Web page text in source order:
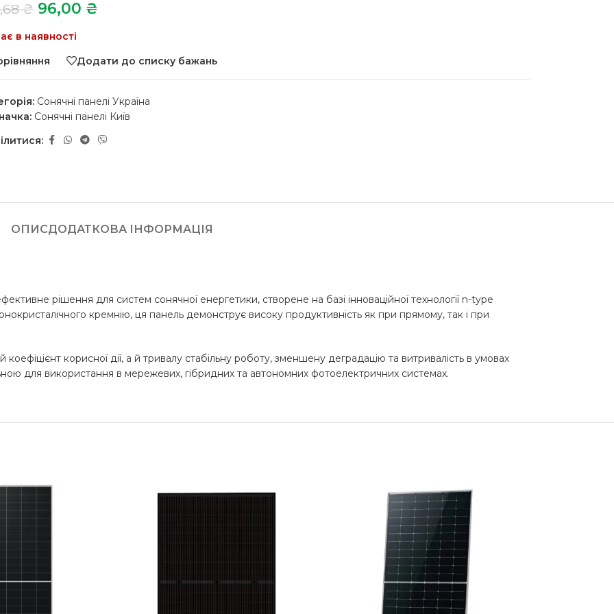
₴ 96,00 ₴
в наявності
Додати до списку бажань
Сонячні панелі Україна
Сонячні панелі Київ
ОПИСДОДАТКОВА ІНФОРМАЦІЯ
рішення для систем сонячної енергетики, створене на базі інноваційної технології n-type
кремнію, ця панель демонструє високу продуктивність як при прямому, так і при
корисної дії, а й тривалу стабільну роботу, зменшену деградацію та витривалість в умовах
для використання в мережевих, гібридних та автономних фотоелектричних системах.